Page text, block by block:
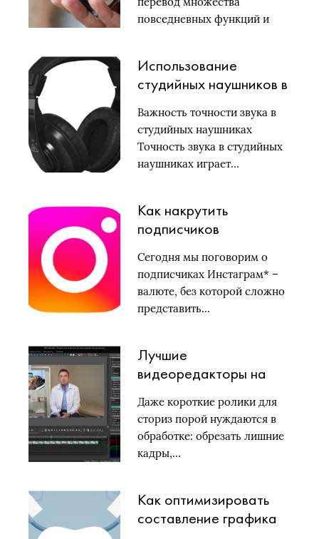
повседневных функций и
Использование
студийных наушников в
особенности и
рекомендации
Важность точности звука в
студийных наушниках
Точность звука в студийных
наушниках играет…
Как накрутить
подписчиков
популярные способы
Сегодня мы поговорим о
подписчиках Инстаграм* –
валюте, без которой сложно
представить…
Лучшие
видеоредакторы на
Даже короткие ролики для
сториз порой нуждаются в
обработке: обрезать лишние
кадры,…
Как оптимизировать
составление графика